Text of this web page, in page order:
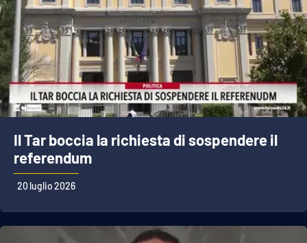
Il Tar boccia la richiesta di sospendere il
referendum
20 luglio 2026